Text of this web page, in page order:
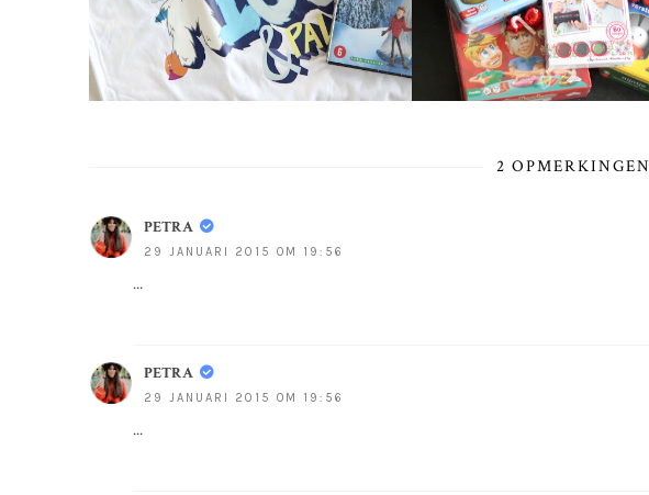
2 OPMERKINGEN
PETRA
29 JANUARI 2015 OM 19:56
...
PETRA
29 JANUARI 2015 OM 19:56
...